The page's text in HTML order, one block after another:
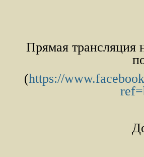
Прямая трансляция
(https://